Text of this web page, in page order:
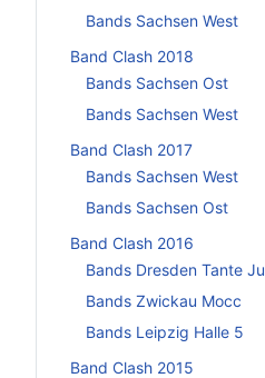
Bands Sachsen West
Band Clash 2018
Bands Sachsen Ost
Bands Sachsen West
Band Clash 2017
Bands Sachsen West
Bands Sachsen Ost
Band Clash 2016
Bands Dresden Tante Ju
Bands Zwickau Mocc
Bands Leipzig Halle 5
Band Clash 2015